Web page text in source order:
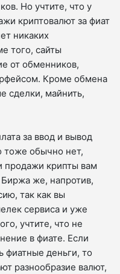
Но учтите, что у
криптовалют за фиат
никаких
того, сайты
от обменников,
Кроме обмена
сделки, майнить,
за ввод и вывод
тоже обычно нет,
продажи крипты вам
же, напротив,
так как вы
сервиса и уже
учтите, что не
в фиате. Если
деньги, то
разнообразие валют,